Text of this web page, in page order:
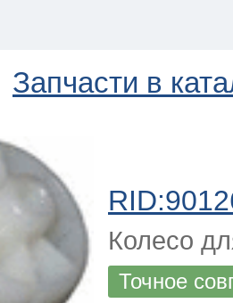
Запчасти в
Колесо
Точное